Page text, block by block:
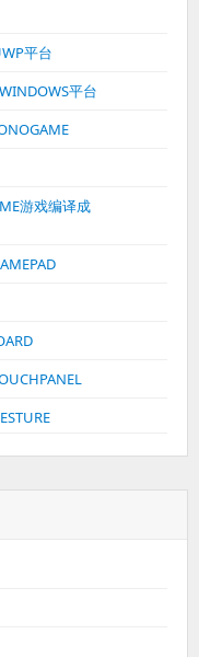
平台
平台
游戏编译成